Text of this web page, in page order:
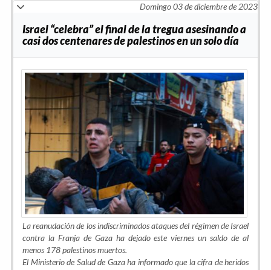
Domingo 03 de diciembre de 2023
Israel “celebra” el final de la tregua asesinando a
casi dos centenares de palestinos en un solo día
La reanudación de los indiscriminados ataques del régimen de Israel
contra la Franja de Gaza ha dejado este viernes un saldo de al
menos 178 palestinos muertos.
El Ministerio de Salud de Gaza ha informado que la cifra de heridos